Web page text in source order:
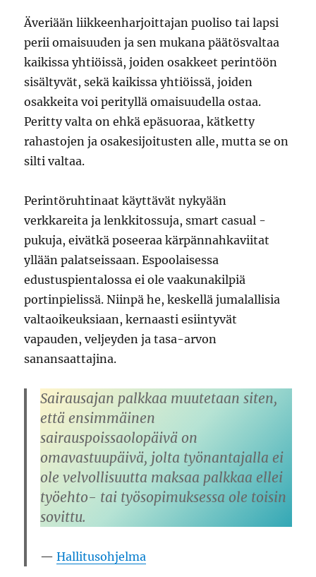
Äveriään liikkeenharjoittajan puoliso tai lapsi
perii omaisuuden ja sen mukana päätösvaltaa
kaikissa yhtiöissä, joiden osakkeet perintöön
sisältyvät, sekä kaikissa yhtiöissä, joiden
osakkeita voi perityllä omaisuudella ostaa.
Peritty valta on ehkä epäsuoraa, kätketty
rahastojen ja osakesijoitusten alle, mutta se on
silti valtaa.
Perintöruhtinaat käyttävät nykyään
verkkareita ja lenkkitossuja, smart casual -
pukuja, eivätkä poseeraa kärpännahkaviitat
yllään palatseissaan. Espoolaisessa
edustuspientalossa ei ole vaakunakilpiä
portinpielissä. Niinpä he, keskellä jumalallisia
valtaoikeuksiaan, kernaasti esiintyvät
vapauden, veljeyden ja tasa-arvon
sanansaattajina.
Sairausajan palkkaa muutetaan siten,
että ensimmäinen
sairauspoissaolopäivä on
omavastuupäivä, jolta työnantajalla ei
ole velvollisuutta maksaa palkkaa ellei
työehto- tai työsopimuksessa ole toisin
sovittu.
Hallitusohjelma